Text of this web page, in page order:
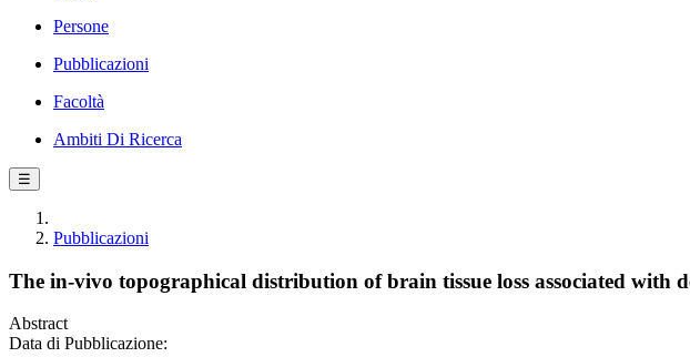
Persone
Pubblicazioni
Facoltà
Ambiti Di Ricerca
☰
Pubblicazioni
The in-vivo topographical distribution of brain tissue loss associated with
Abstract
Data di Pubblicazione: